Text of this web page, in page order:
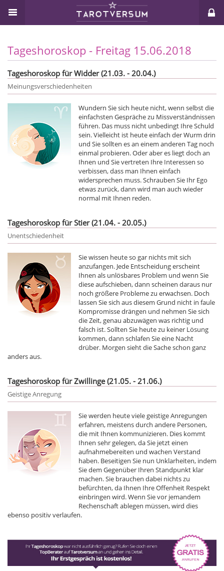
Tageshoroskop - Freitag 15.06.2018
Tageshoroskop für Widder (21.03. - 20.04.)
Meinungsverschiedenheiten
Wundern Sie sich heute nicht, wenn selbst die
einfachsten Gespräche zu Missverständnissen
führen. Das muss nicht unbedingt Ihre Schuld
sein. Vielleicht ist heute einfach der Wurm drin
und Sie sollten es an einem anderen Tag noch
einmal probieren. Oder aber es liegt doch an
Ihnen und Sie vertreten Ihre Interessen so
verbissen, dass man Ihnen einfach
widersprechen muss. Schrauben Sie Ihr Ego
etwas zurück, dann wird man auch wieder
normal mit Ihnen reden.
Tageshoroskop für Stier (21.04. - 20.05.)
Unentschiedenheit
Sie wissen heute so gar nichts mit sich
anzufangen. Jede Entscheidung erscheint
Ihnen als unlösbares Problem und wenn Sie
diese aufschieben, dann scheinen daraus nur
noch größere Probleme zu erwachsen. Doch
lassen Sie sich aus diesem Grund nicht in faule
Kompromisse drängen und nehmen Sie sich
die Zeit, genau abzuwägen was richtig und
falsch ist. Sollten Sie heute zu keiner Lösung
kommen, dann schlafen Sie eine Nacht
drüber. Morgen sieht die Sache schon ganz
anders aus.
Tageshoroskop für Zwillinge (21.05. - 21.06.)
Geistige Anregung
Sie werden heute viele geistige Anregungen
erfahren, meistens durch andere Personen,
die mit Ihnen kommunizieren. Dies kommt
Ihnen sehr gelegen, da Sie jetzt einen
aufnahmebereiten und wachen Verstand
haben. Beseitigen Sie nun Unklarheiten, indem
Sie dem Gegenüber Ihren Standpunkt klar
machen. Sie brauchen dabei nichts zu
befürchten, da Ihnen Ihre Offenheit Respekt
einbringen wird. Wenn Sie vor jemandem
Rechenschaft ablegen müssen, wird dies
ebenso positiv verlaufen.